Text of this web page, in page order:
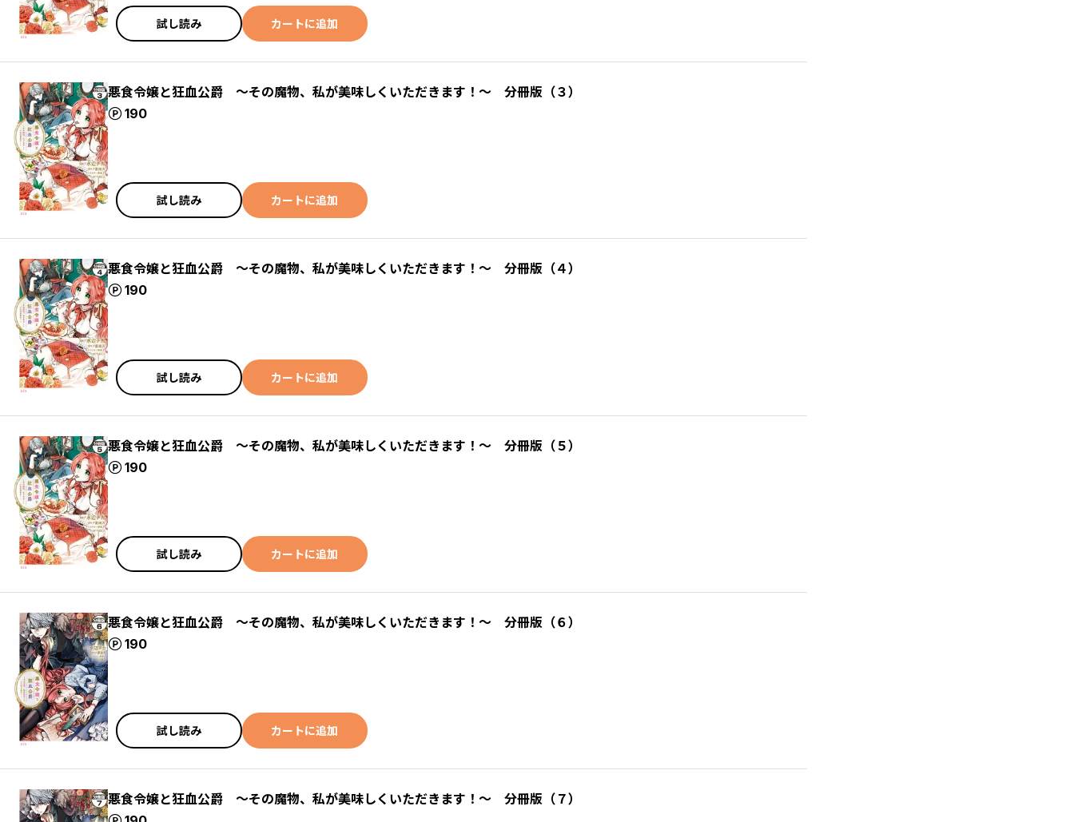
試し読み カートに追加
悪食令嬢と狂血公爵 ～その魔物、私が美味しくいただきます！～ 分冊版（３）
190
ポイント
試し読み カートに追加
悪食令嬢と狂血公爵 ～その魔物、私が美味しくいただきます！～ 分冊版（４）
190
ポイント
試し読み カートに追加
悪食令嬢と狂血公爵 ～その魔物、私が美味しくいただきます！～ 分冊版（５）
190
ポイント
試し読み カートに追加
悪食令嬢と狂血公爵 ～その魔物、私が美味しくいただきます！～ 分冊版（６）
190
ポイント
試し読み カートに追加
悪食令嬢と狂血公爵 ～その魔物、私が美味しくいただきます！～ 分冊版（７）